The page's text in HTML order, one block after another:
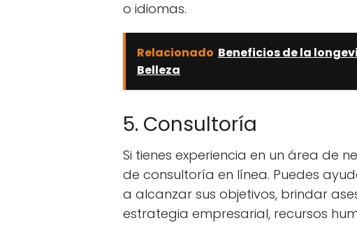
o idiomas.
Relacionado Beneficios de la
Belleza
5. Consultoría
Si tienes experiencia en un área de
de consultoría en línea. Puedes
a alcanzar sus objetivos, brindar
estrategia empresarial, recursos